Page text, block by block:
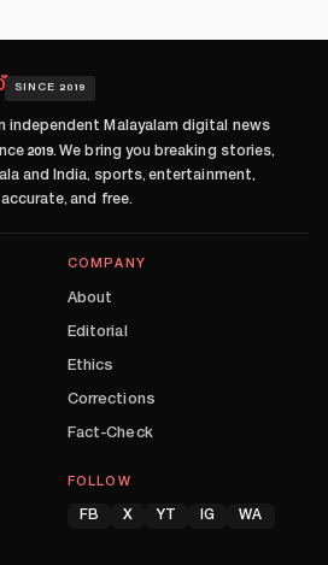
SINCE 2019
independent Malayalam digital news
2019. We bring you breaking stories,
and India, sports, entertainment,
and free.
COMPANY
About
Editorial
Ethics
Corrections
Fact-Check
FOLLOW
FB X YT IG WA